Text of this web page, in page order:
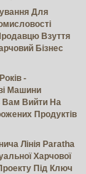
Для
Взуття
Бізнес
-
Машини
Вийти На
Продуктів
Лінія Paratha
Харчової
Під Ключ